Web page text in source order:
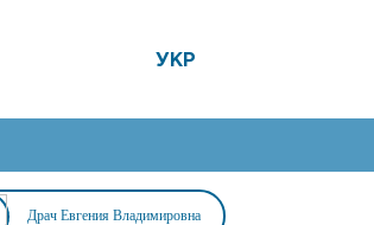
УКР
Драч Евгения Владимировна